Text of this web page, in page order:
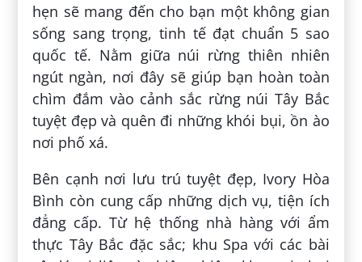
hẹn sẽ mang đến cho bạn một không gian
sống sang trọng, tinh tế đạt chuẩn 5 sao
quốc tế. Nằm giữa núi rừng thiên nhiên
ngút ngàn, nơi đây sẽ giúp bạn hoàn toàn
chìm đắm vào cảnh sắc rừng núi Tây Bắc
tuyệt đẹp và quên đi những khói bụi, ồn ào
nơi phố xá.
Bên cạnh nơi lưu trú tuyệt đẹp, Ivory Hòa
Bình còn cung cấp những dịch vụ, tiện ích
đẳng cấp. Từ hệ thống nhà hàng với ẩm
thực Tây Bắc đặc sắc; khu Spa với các bài